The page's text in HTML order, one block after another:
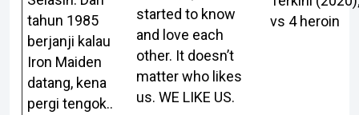
tahun 1985
berjanji kalau
Iron Maiden
datang, kena
pergi tengok..
started to know
and love each
other. It doesn’t
matter who likes
us. WE LIKE US.
vs 4 heroin